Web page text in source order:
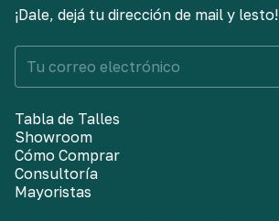
¡Dale, dejá tu dirección de mail y lesto!
Tabla de Talles
Showroom
Cómo Comprar
Consultoría
Mayoristas